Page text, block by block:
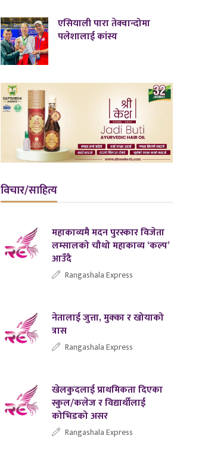
एसियाली पारा तेक्वान्दोमा
पलेशालाई कांस्य
विचार/साहित्य
महाकाव्यमै मदन पुरस्कार विजेता
लम्सालको चौथो महाकाव्य ‘कल्प’
आउँदै
Rangashala Express
नेतालाई जुत्ता, मुक्का र खोयाको
त्रास
Rangashala Express
खेलकुदलाई प्राथमिकता दिएका
स्कुल/कलेज र विद्यार्थीलाई
कोभिडको असर
Rangashala Express